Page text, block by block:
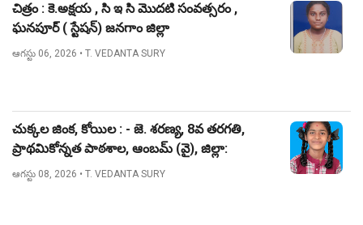
చిత్రం : కె.అక్షయ , సి ఇ సి మొదటి సంవత్సరం ,
ఘనపూర్ ( స్టేషన్) జనగాం జిల్లా
ఆగస్టు 06, 2026 • T. VEDANTA SURY
చుక్కల జింక, కోయిల : - జె. శరణ్య, 8వ తరగతి,
ప్రాథమికోన్నత పాఠశాల, ఆంబమ్ (వై), జిల్లా:
నిజామాబాద్.
ఆగస్టు 08, 2026 • T. VEDANTA SURY